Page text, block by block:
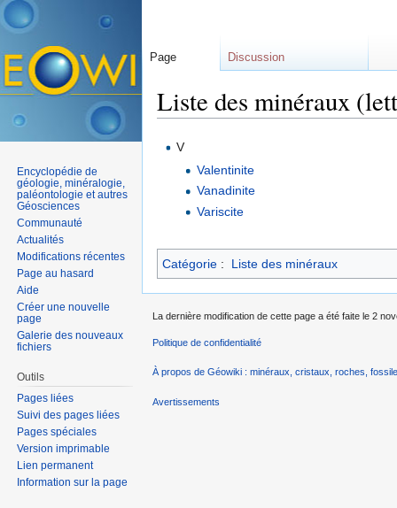
Liste des minéraux
V
Valentinite
Vanadinite
Variscite
Catégorie : Liste des minéraux
Page Discussion
Encyclopédie de
géologie, minéralogie,
paléontologie et autres
Géosciences
Communauté
Actualités
Modifications récentes
Page au hasard
Aide
Créer une nouvelle
page
Galerie des nouveaux
fichiers
Outils
Pages liées
Suivi des pages liées
Pages spéciales
Version imprimable
Lien permanent
Information sur la page
La dernière modification de cette page a été faite le 2
Politique de confidentialité
À propos de Géowiki : minéraux, cristaux, roches,
Avertissements